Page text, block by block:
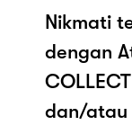
Nikmati
dengan
dan/atau